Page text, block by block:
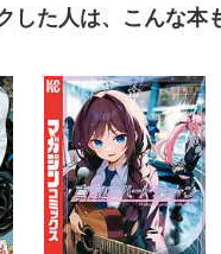
した人は、こんな本